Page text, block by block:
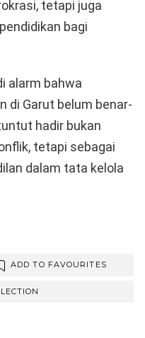
tetapi juga
bagi
alarm bahwa
di Garut belum benar-
hadir bukan
tetapi sebagai
dalam tata kelola
ADD TO FAVOURITES